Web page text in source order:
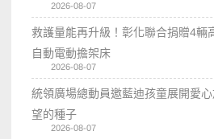
2026-08-07
救護量能再升級！彰化聯合捐贈4
自動電動擔架床
2026-08-07
統領廣場總動員邀藍迪孩童展開愛
望的種子
2026-08-07